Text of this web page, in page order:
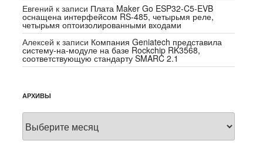
Евгений к записи Плата Maker Go ESP32-C5-EVB
оснащена интерфейсом RS-485, четырьмя реле,
четырьмя оптоизолированными входами
Алексей к записи Компания Geniatech представила
систему-на-модуле на базе Rockchip RK3568,
соответствующую стандарту SMARC 2.1
АРХИВЫ
Архивы